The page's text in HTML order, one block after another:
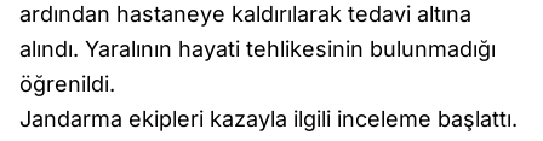
ardından hastaneye kaldırılarak tedavi altına
alındı. Yaralının hayati tehlikesinin bulunmadığı
öğrenildi.
Jandarma ekipleri kazayla ilgili inceleme başlattı.